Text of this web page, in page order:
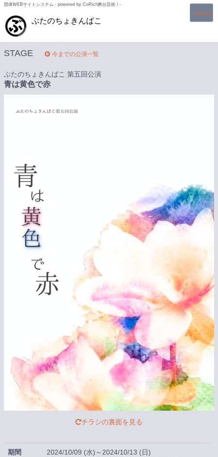
団体WEBサイトシステム - powered by CoRich舞台芸術！-
ぶたのちょきんばこ
T
o
g
menu
STAGE 今までの公演一覧
ぶたのちょきんばこ 第五回公演
青は黄色で赤
チラシの裏面を見る
期間
2024/10/09 (水)～2024/10/13 (日)